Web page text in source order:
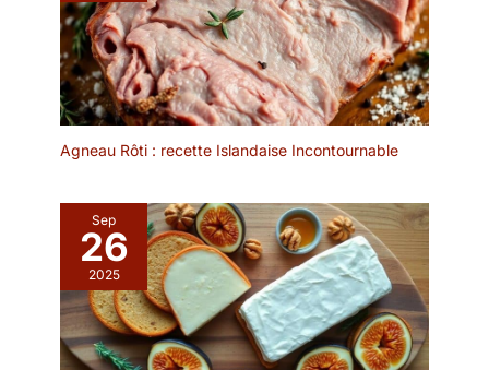
Agneau Rôti : recette Islandaise Incontournable
Sep
26
2025